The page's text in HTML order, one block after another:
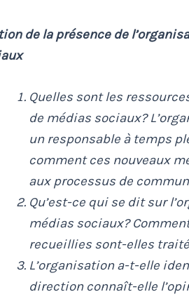
de la présence de
Quelles sont les
de médias sociaux?
un responsable à temps
comment ces nouveaux
aux processus de
Qu’est-ce qui se dit sur
médias sociaux?
recueillies sont-elles
L’organisation a-t-elle
direction connaît-elle